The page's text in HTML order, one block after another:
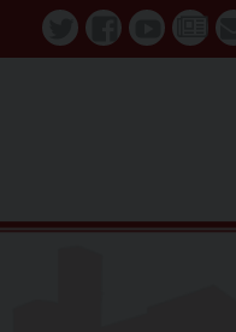
TwitterFacebookYoutube
La